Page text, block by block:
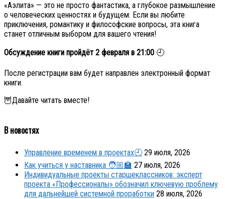
«Аэлита» — это не просто фантастика, а глубокое размышление
о человеческих ценностях и будущем. Если вы любите
приключения, романтику и философские вопросы, эта книга
станет отличным выбором для вашего чтения!
Обсуждение книги пройдёт 2 февраля в 21:00 🕘
После регистрации вам будет направлен электронный формат
книги.
🦉Давайте читать вместе!
В новостях
Управление временем в проектах🕘 29 июля, 2026
Как учиться у наставника 🧑🏼‍🏫 27 июля, 2026
Индивидуальные проекты старшеклассников: эксперт
проекта «Профессионалы» обозначил ключевую проблему
для дальнейшей системной проработки 28 июля, 2026